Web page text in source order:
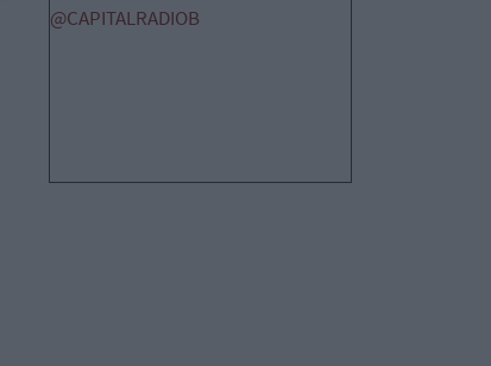
@CAPITALRADIOB